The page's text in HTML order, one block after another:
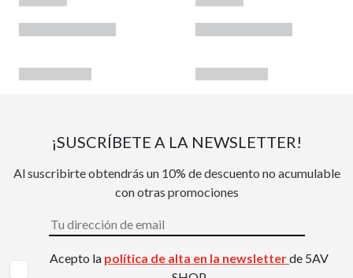
¡SUSCRÍBETE A LA NEWSLETTER!
Al suscribirte obtendrás un 10% de descuento no acumulable
con otras promociones
Acepto la política de alta en la newsletterde 5AV